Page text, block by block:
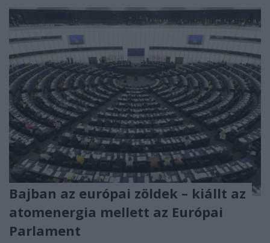
Bajban az európai zöldek – kiállt az
atomenergia mellett az Európai
Parlament